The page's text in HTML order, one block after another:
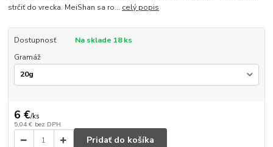
strčiť do vrecka. MeiShan sa ro... celý popis
Dostupnosť
Na sklade 18 ks
Gramáž
6 €/ks
5,04 € bez DPH
Pridať do košíka